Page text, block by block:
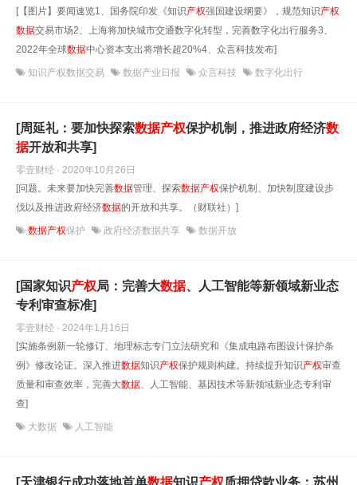
[【图片】要闻速览1、国务院印发《知识产权强国建设纲要》，规范知识产权
数据交易市场2、上海将加快城市交通数字化转型，完善数字化出行服务3、
2022年全球数据中心资本支出将增长超20%4、众言科技发布]
知识产权数据交易 数据产业日报 众言科技 数字化出行
[周延礼：要加快探索数据产权保护机制，推进政府经济数
据开放和共享]
零壹财经 · 2020年10月26日
[问题。未来要加快完善数据管理、探索数据产权保护机制、加快制度建设步
伐以及推进政府经济数据的开放和共享。（财联社）]
数据产权保护 政府经济数据共享 数据开放
[国家知识产权局：完善大数据、人工智能等新领域新业态
专利审查标准]
零壹财经 · 2024年1月16日
[实施条例新一轮修订、地理标志专门立法研究和《集成电路布图设计保护条
例》修改论证。深入推进数据知识产权保护规则构建。持续提升知识产权审查
质量和审查效率，完善大数据、人工智能、基因技术等新领域新业态专利审
查]
大数据 人工智能
[天津银行成功落地首单数据知识产权质押贷款业务；苏州